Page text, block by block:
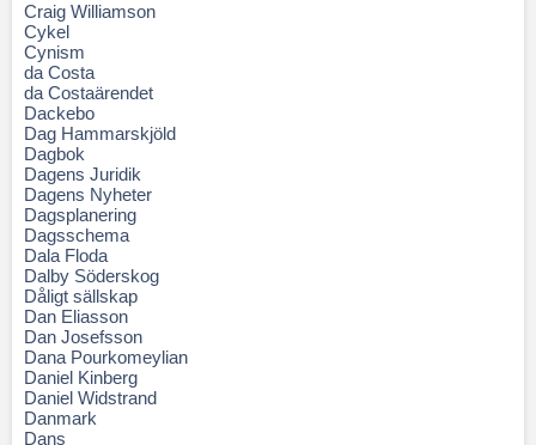
Craig Williamson
Cykel
Cynism
da Costa
da Costaärendet
Dackebo
Dag Hammarskjöld
Dagbok
Dagens Juridik
Dagens Nyheter
Dagsplanering
Dagsschema
Dala Floda
Dalby Söderskog
Dåligt sällskap
Dan Eliasson
Dan Josefsson
Dana Pourkomeylian
Daniel Kinberg
Daniel Widstrand
Danmark
Dans